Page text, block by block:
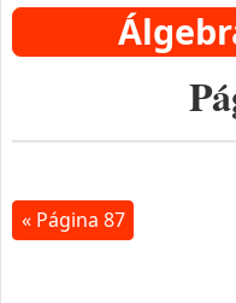
« Página 87